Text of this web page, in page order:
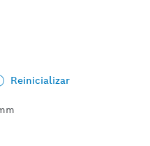
Reinicializar